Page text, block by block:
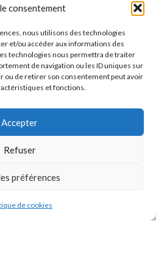
consentement
nous utilisons des technologies
et/ou accéder aux informations des
technologies nous permettra de traiter
de navigation ou les ID uniques sur
ou de retirer son consentement peut avoir
et fonctions.
Accepter
Refuser
préférences
de cookies
de ce site.